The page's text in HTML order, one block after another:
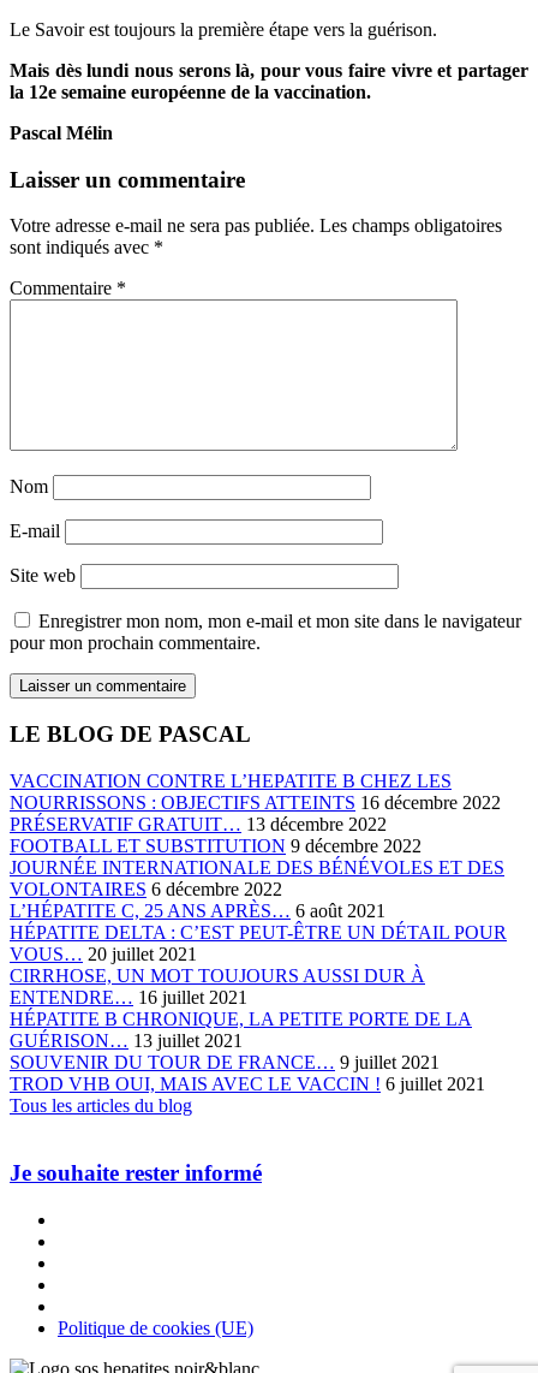
Le Savoir est toujours la première étape vers la guérison.
Mais dès lundi nous serons là, pour vous faire vivre et partager
la 12e semaine européenne de la vaccination.
Pascal Mélin
Laisser un commentaire
Votre adresse e-mail ne sera pas publiée. Les champs obligatoires
sont indiqués avec *
Commentaire *
Nom
E-mail
Site web
Enregistrer mon nom, mon e-mail et mon site dans le navigateur
pour mon prochain commentaire.
LE BLOG DE PASCAL
VACCINATION CONTRE L’HEPATITE B CHEZ LES
NOURRISSONS : OBJECTIFS ATTEINTS 16 décembre 2022
PRÉSERVATIF GRATUIT… 13 décembre 2022
FOOTBALL ET SUBSTITUTION 9 décembre 2022
JOURNÉE INTERNATIONALE DES BÉNÉVOLES ET DES
VOLONTAIRES 6 décembre 2022
L’HÉPATITE C, 25 ANS APRÈS… 6 août 2021
HÉPATITE DELTA : C’EST PEUT-ÊTRE UN DÉTAIL POUR
VOUS… 20 juillet 2021
CIRRHOSE, UN MOT TOUJOURS AUSSI DUR À
ENTENDRE… 16 juillet 2021
HÉPATITE B CHRONIQUE, LA PETITE PORTE DE LA
GUÉRISON… 13 juillet 2021
SOUVENIR DU TOUR DE FRANCE… 9 juillet 2021
TROD VHB OUI, MAIS AVEC LE VACCIN ! 6 juillet 2021
Tous les articles du blog
Je souhaite rester informé
Politique de cookies (UE)